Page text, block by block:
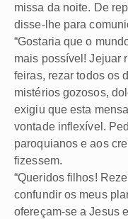
missa da noite. De
disse-lhe para
“Gostaria que o
mais possível! Jejuar
feiras, rezar todos os
mistérios gozosos,
exigiu que esta
vontade inflexível.
paroquianos e aos
fizessem.
“Queridos filhos!
confundir os meus
ofereçam-se a Jesus